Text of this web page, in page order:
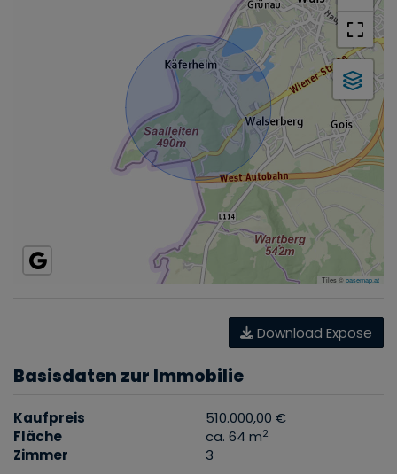
Tiles ©basemap.at
Download Expose
Basisdaten zur Immobilie
Kaufpreis
510.000,00 €
Fläche
ca. 64 m2
Zimmer 3